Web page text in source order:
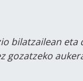
bilatzailean eta
gozatzeko